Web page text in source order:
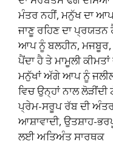
ਮੰਤਰ ਨਹੀਂ, ਮਨੁੱਖ ਦਾ
ਜਾਣੂ ਰਹਿਣ ਦਾ
ਆਪ ਨੂੰ ਬਲਹੀਨ, ਮਜਬੂਰ,
ਪੈਂਦਾ ਹੈ ਤੇ ਮਾਮੂਲੀ
ਮਨੁੱਖਾਂ ਅੱਗੇ ਆਪ ਨੂੰ ਜਲੀਲ
ਵਿਚ ਉਨ੍ਹਾਂ ਨਾਲ
ਪ੍ਰੇਮ-ਸਰੂਪ ਰੱਬ ਦੀ
ਆਸ਼ਾਵਾਦੀ, ਉਤਸ਼ਾਹ-
ਲਈ ਅਤਿਅੰਤ ਸਾਰਥਕ